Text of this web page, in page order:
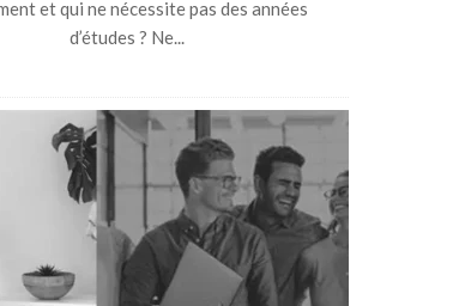
et qui ne nécessite pas des années
d’études ? Ne...